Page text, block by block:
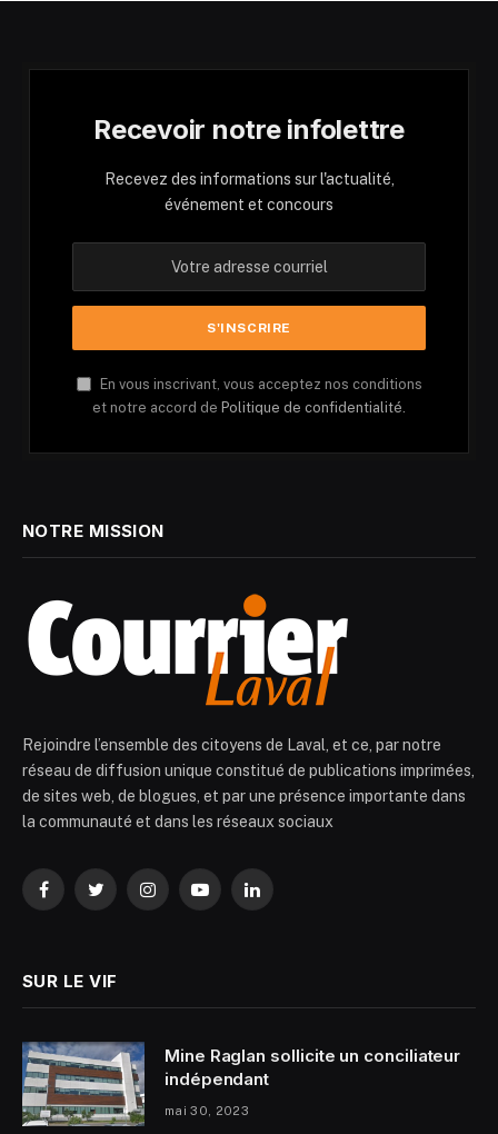
Recevoir notre infolettre
Recevez des informations sur l'actualité,
événement et concours
En vous inscrivant, vous acceptez nos conditions
et notre accord de Politique de confidentialité.
NOTRE MISSION
Rejoindre l’ensemble des citoyens de Laval, et ce, par notre
réseau de diffusion unique constitué de publications imprimées,
de sites web, de blogues, et par une présence importante dans
la communauté et dans les réseaux sociaux
FacebookTwitterInstagramYouTubeLinkedIn
SUR LE VIF
Mine Raglan sollicite un conciliateur
indépendant
mai 30, 2023